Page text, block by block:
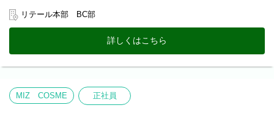
下記2店舗いずれかにて研修勤務となります。
・イオンモール佐賀大和店（佐賀市大和町）
※期間は習熟度により前後する場合がございます。
1) 従事すべき業務の変更の範囲
変更なし
＊お仕事のワクワクPOINT＊
お客様の「もっと綺麗になりたい」に寄り添う、体験型の接客が
肌診断: 最新機器を使って、お客様にぴったりのケアをご提案。
スキンケア・メイク体験: 実際にメイクを施し、変化を一緒に楽し
お悩み相談: 1対1でじっくりお話を伺う、やりがいのある時間で
す。
リテール本部 BC部
詳しくはこちら
MIZ COSME 正社員